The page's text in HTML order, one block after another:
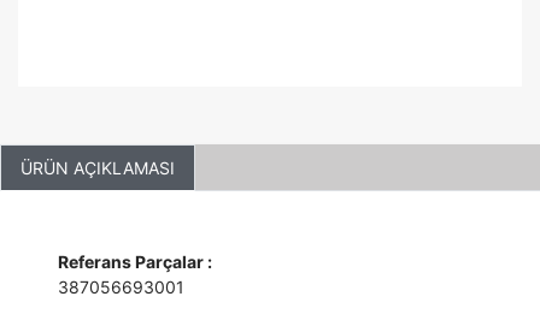
ÜRÜN AÇIKLAMASI
Referans Parçalar :
387056693001